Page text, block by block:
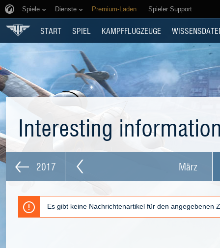
Spiele Dienste Premium-Laden Spieler Support
START SPIEL KAMPFFLUGZEUGE
Interesting
2017 März
Es gibt keine Nachrichtenartikel für den angegebenen